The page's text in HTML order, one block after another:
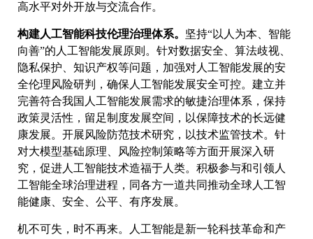
高水平对外开放与交流合作。
构建人工智能科技伦理治理体系。 坚持“以人为本、智能
向善”的人工智能发展原则。针对数据安全、算法歧视、
隐私保护、知识产权等问题，加强对人工智能发展的安
全伦理风险研判，确保人工智能发展安全可控。建立并
完善符合我国人工智能发展需求的敏捷治理体系，保持
政策灵活性，留足制度发展空间，以保障技术的长远健
康发展。开展风险防范技术研究，以技术监管技术。针
对大模型基础原理、风险控制策略等方面开展深入研
究，促进人工智能技术造福于人类。积极参与和引领人
工智能全球治理进程，同各方一道共同推动全球人工智
能健康、安全、公平、有序发展。
机不可失，时不再来。人工智能是新一轮科技革命和产